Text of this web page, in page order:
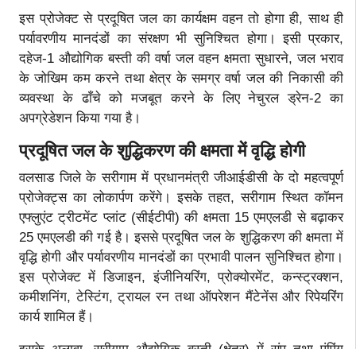
इस प्रोजेक्ट से प्रदूषित जल का कार्यक्षम वहन तो होगा ही, साथ ही
पर्यावरणीय मानदंडों का संरक्षण भी सुनिश्चित होगा। इसी प्रकार,
दहेज-1 औद्योगिक बस्ती की वर्षा जल वहन क्षमता सुधारने, जल भराव
के जोखिम कम करने तथा क्षेत्र के समग्र वर्षा जल की निकासी की
व्यवस्था के ढाँचे को मजबूत करने के लिए नेचुरल ड्रेन-2 का
अपग्रेडेशन किया गया है।
प्रदूषित जल के शुद्धिकरण की क्षमता में वृद्धि होगी
वलसाड जिले के सरीगाम में प्रधानमंत्री जीआईडीसी के दो महत्वपूर्ण
प्रोजेक्ट्स का लोकार्पण करेंगे। इसके तहत, सरीगाम स्थित कॉमन
एफ्लुएंट ट्रीटमेंट प्लांट (सीईटीपी) की क्षमता 15 एमएलडी से बढ़ाकर
25 एमएलडी की गई है। इससे प्रदूषित जल के शुद्धिकरण की क्षमता में
वृद्धि होगी और पर्यावरणीय मानदंडों का प्रभावी पालन सुनिश्चित होगा।
इस प्रोजेक्ट में डिजाइन, इंजीनियरिंग, प्रोक्योरमेंट, कन्स्ट्रक्शन,
कमीशनिंग, टेस्टिंग, ट्रायल रन तथा ऑपरेशन मैंटेनेंस और रिपेयरिंग
कार्य शामिल हैं।